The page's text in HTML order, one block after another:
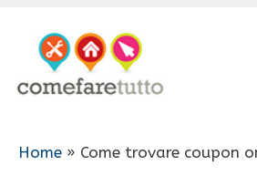
contenuto
Home » Come trovare coupon